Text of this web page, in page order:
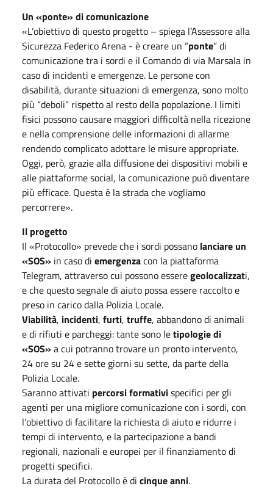
Un «ponte» di comunicazione
«L’obiettivo di questo progetto – spiega l’Assessore alla
Sicurezza Federico Arena - è creare un “ponte” di
comunicazione tra i sordi e il Comando di via Marsala in
caso di incidenti e emergenze. Le persone con
disabilità, durante situazioni di emergenza, sono molto
più “deboli” rispetto al resto della popolazione. I limiti
fisici possono causare maggiori difficoltà nella ricezione
e nella comprensione delle informazioni di allarme
rendendo complicato adottare le misure appropriate.
Oggi, però, grazie alla diffusione dei dispositivi mobili e
alle piattaforme social, la comunicazione può diventare
più efficace. Questa è la strada che vogliamo
percorrere».
Il progetto
Il «Protocollo» prevede che i sordi possano lanciare un
«SOS» in caso di emergenzacon la piattaforma
Telegram, attraverso cui possono esseregeolocalizzati,
e che questo segnale di aiuto possa essere raccolto e
preso in carico dalla Polizia Locale.
Viabilità, incidenti, furti, truffe, abbandono di animali
e di rifiuti e parcheggi: tante sono letipologie di
«SOS» a cui potranno trovare un pronto intervento,
24 ore su 24 e sette giorni su sette, da parte della
Polizia Locale.
Saranno attivati percorsi formativispecifici per gli
agenti per una migliore comunicazione con i sordi, con
l’obiettivo di facilitare la richiesta di aiuto e ridurre i
tempi di intervento, e la partecipazione a bandi
regionali, nazionali e europei per il finanziamento di
progetti specifici.
La durata del Protocollo è di cinque anni.